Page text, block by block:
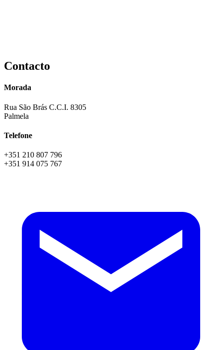
Contacto
Morada
Rua São Brás C.C.I. 8305
Palmela
Telefone
+351 210 807 796
+351 914 075 767